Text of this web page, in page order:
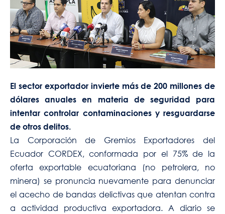
El sector exportador invierte más de 200 millones de
dólares anuales en materia de seguridad para
intentar controlar contaminaciones y resguardarse
de otros delitos.
La Corporación de Gremios Exportadores del
Ecuador CORDEX, conformada por el 75% de la
oferta exportable ecuatoriana (no petrolera, no
minera) se pronuncia nuevamente para denunciar
el acecho de bandas delictivas que atentan contra
a actividad productiva exportadora. A diario se